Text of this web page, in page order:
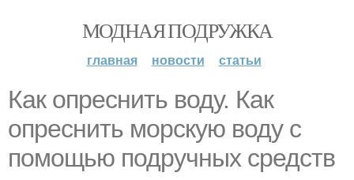
МОДНАЯ ПОДРУЖКА
главная новости статьи
Как опреснить воду. Как
опреснить морскую воду с
помощью подручных средств